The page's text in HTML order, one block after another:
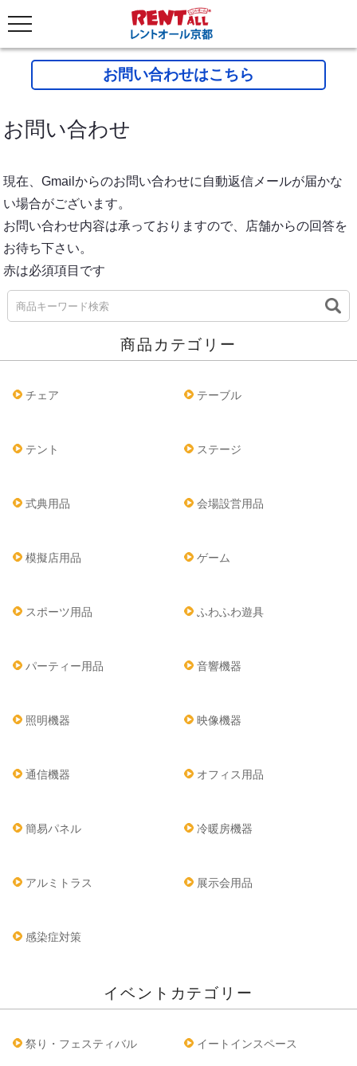
お問い合わせはこちら
商品カテゴリー
チェア テーブル
テント ステージ
式典用品 会場設営用品
模擬店用品 ゲーム
スポーツ用品 ふわふわ遊具
パーティー用品 音響機器
照明機器 映像機器
通信機器 オフィス用品
簡易パネル 冷暖房機器
アルミトラス 展示会用品
感染症対策
イベントカテゴリー
祭り・フェスティバル イートインスペース
お問い合わせ
現在、Gmailからのお問い合わせに自動返信メールが届かな
い場合がございます。
お問い合わせ内容は承っておりますので、店舗からの回答を
お待ち下さい。
赤は必須項目です